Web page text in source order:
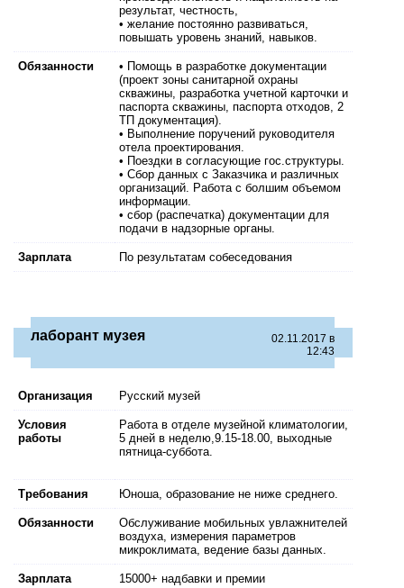
результат, честность,
• желание постоянно развиваться,
повышать уровень знаний, навыков.
Обязанности
• Помощь в разработке документации
(проект зоны санитарной охраны
скважины, разработка учетной карточки и
паспорта скважины, паспорта отходов, 2
ТП документация).
• Выполнение поручений руководителя
отела проектирования.
• Поездки в согласующие гос.структуры.
• Сбор данных с Заказчика и различных
организаций. Работа с болшим объемом
информации.
• сбор (распечатка) документации для
подачи в надзорные органы.
Зарплата По результатам собеседования
лаборант музея
02.11.2017 в
12:43
Организация Русский музей
Условия
работы
Работа в отделе музейной климатологии,
5 дней в неделю,9.15-18.00, выходные
пятница-суббота.
Требования Юноша, образование не ниже среднего.
Обязанности
Обслуживание мобильных увлажнителей
воздуха, измерения параметров
микроклимата, ведение базы данных.
Зарплата 15000+ надбавки и премии